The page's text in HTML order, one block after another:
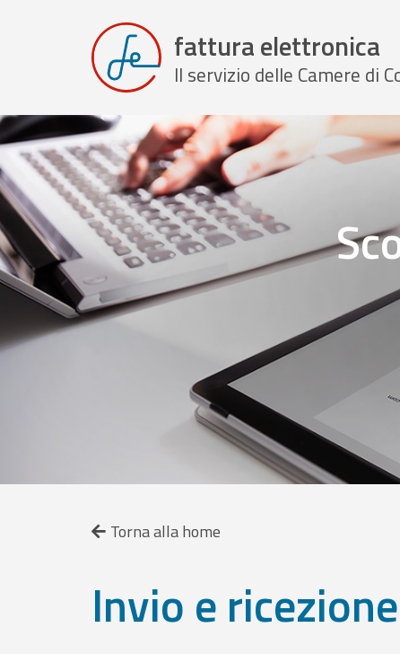
fattura elettronica
Il servizio delle Camere di
Torna alla home
Invio e ricezione